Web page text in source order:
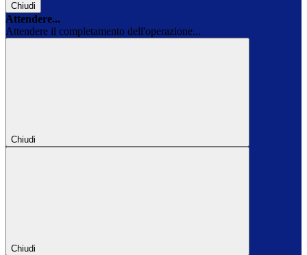
Chiudi
Attendere...
Attendere il completamento dell'operazione...
Chiudi
Chiudi